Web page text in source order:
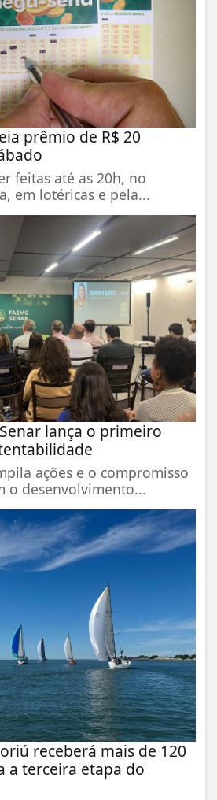
prêmio de R$ 20
feitas até as 20h, no
em lotéricas e pela...
lança o primeiro
ações e o compromisso
o desenvolvimento...
receberá mais de 120
a terceira etapa do